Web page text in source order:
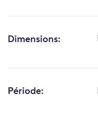
Dimensions:
Période: